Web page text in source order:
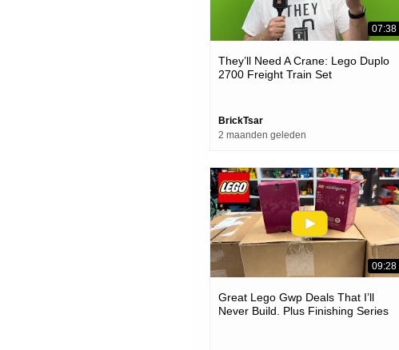
07:38
They’ll Need A Crane: Lego Duplo
2700 Freight Train Set
BrickTsar
2 maanden geleden
09:28
Great Lego Gwp Deals That I’ll
Never Build. Plus Finishing Series